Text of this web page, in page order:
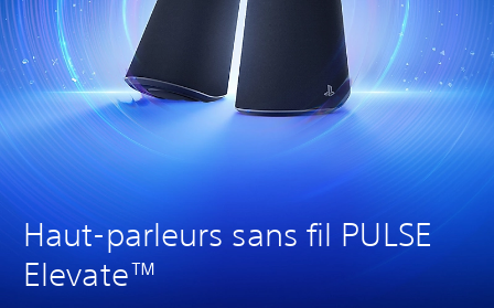
Haut-parleurs sans fil PULSE
Elevate™